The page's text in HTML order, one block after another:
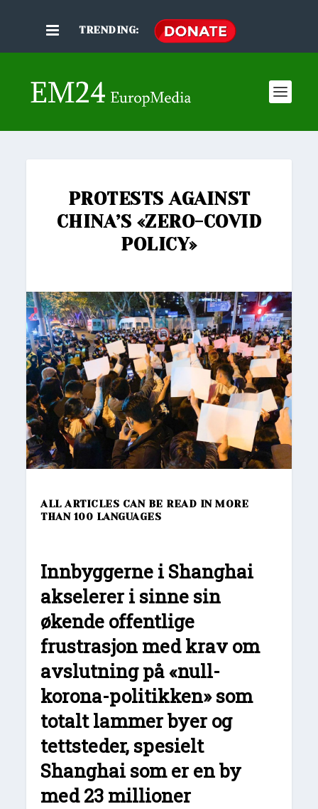
TRENDING:
PROTESTS AGAINST
CHINA’S «ZERO-COVID
POLICY»
ALL ARTICLES CAN BE READ IN MORE
THAN 100 LANGUAGES
Innbyggerne i Shanghai
akselerer i sinne sin
økende offentlige
frustrasjon med krav om
avslutning på «null-
korona-politikken» som
totalt lammer byer og
tettsteder, spesielt
Shanghai som er en by
med 23 millioner